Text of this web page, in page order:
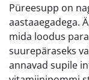
Püreesupp on
aastaaegadega.
mida loodus
suurepäraseks
annavad supile